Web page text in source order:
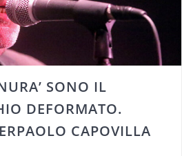
SONO IL
DEFORMATO.
CAPOVILLA